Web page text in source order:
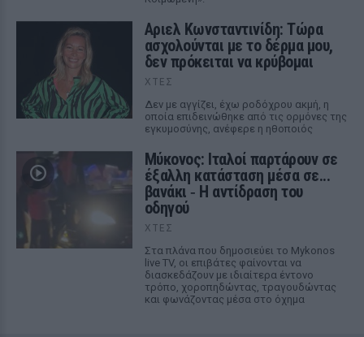
Αριελ Κωνσταντινίδη: Τώρα
ασχολούνται με το δέρμα μου,
δεν πρόκειται να κρύβομαι
ΧΤΕΣ
Δεν με αγγίζει, έχω ροδόχρου ακμή, η
οποία επιδεινώθηκε από τις ορμόνες της
εγκυμοσύνης, ανέφερε η ηθοποιός
Μύκονος: Ιταλοί παρτάρουν σε
έξαλλη κατάσταση μέσα σε...
βανάκι ‑ Η αντίδραση του
οδηγού
ΧΤΕΣ
Στα πλάνα που δημοσιεύει το Mykonos
live TV, οι επιβάτες φαίνονται να
διασκεδάζουν με ιδιαίτερα έντονο
τρόπο, χοροπηδώντας, τραγουδώντας
και φωνάζοντας μέσα στο όχημα